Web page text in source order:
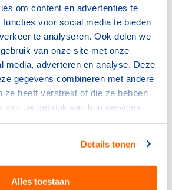
om content en advertenties te
functies voor social media te bieden
te analyseren. Ook delen we
van onze site met onze
media, adverteren en analyse. Deze
gegevens combineren met andere
ze heeft verstrekt of die ze hebben
van uw gebruik van hun services.
Details tonen
Alles toestaan
incompany
voor Sportkader biedt al haar
aan. Voordeel hiervan is dat
bestuurders of arbiters kan
vereniging of gemeente. Natuurlijk
jullie behoefte. Omdat onze
bovendien een vast tarief